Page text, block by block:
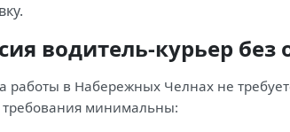
водитель-курьер
работы в Набережных Челнах не
минимальны: